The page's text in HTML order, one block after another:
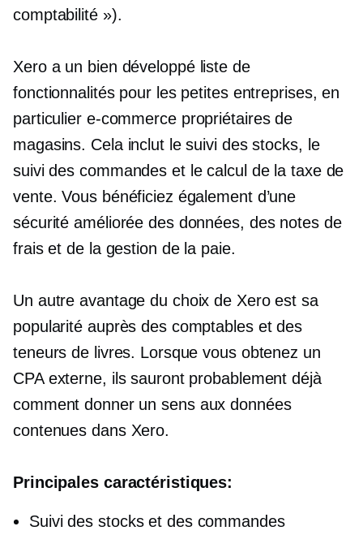
comptabilité »).
Xero a un bien développéliste de
fonctionnalités pour les petites entreprises, en
particulier e-commercepropriétaires de
magasins. Cela inclut le suivi des stocks, le
suivi des commandes et le calcul de la taxe de
vente. Vous bénéficiez également d’une
sécurité améliorée des données, des notes de
frais et de la gestion de la paie.
Un autre avantage du choix de Xero est sa
popularité auprès des comptables et des
teneurs de livres. Lorsque vous obtenez un
CPA externe, ils sauront probablement déjà
comment donner un sens aux données
contenues dans Xero.
Principales caractéristiques:
Suivi des stocks et des commandes